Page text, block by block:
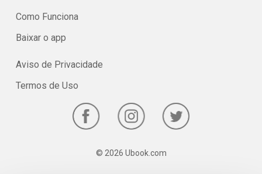
Como Funciona
Baixar o app
Aviso de Privacidade
Termos de Uso
© 2026 Ubook.com